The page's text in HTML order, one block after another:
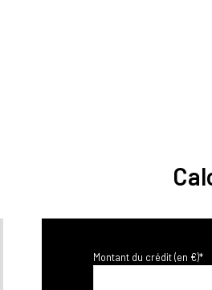
Montant du crédit (en €)*